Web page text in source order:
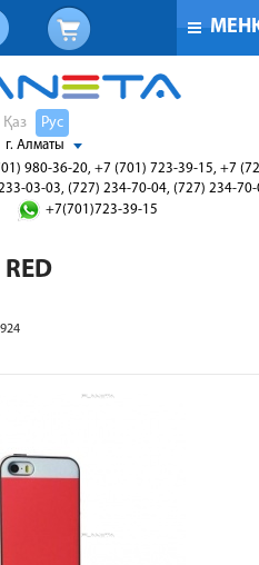
Қаз Рус
г. Алматы
980-36-20, +7 (701) 723-39-15, +7
03-03, (727) 234-70-04, (727) 234-
+7(701)723-39-15